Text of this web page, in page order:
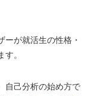
ーが就活生の性格・
。
自己分析の始め方で